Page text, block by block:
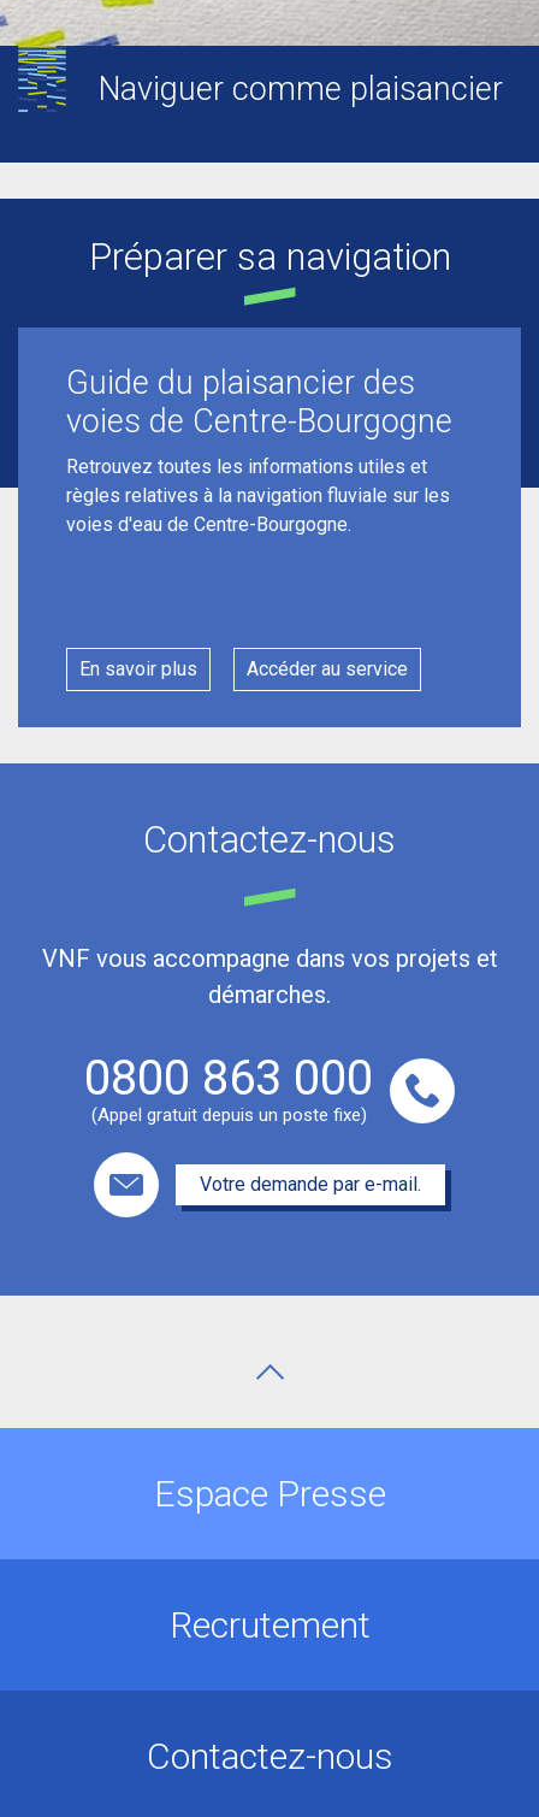
Naviguer comme plaisancier
Préparer sa navigation
Guide du plaisancier des
voies de Centre-Bourgogne
Retrouvez toutes les informations utiles et
règles relatives à la navigation fluviale sur les
voies d'eau de Centre-Bourgogne.
En savoir plus Accéder au service
Contactez-nous
VNF vous accompagne dans vos projets et
démarches.
0800 863 000
(Appel gratuit depuis un poste fixe)
Votre demande par e-mail.
Espace Presse
Recrutement
Contactez-nous